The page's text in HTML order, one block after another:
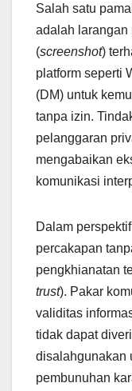
Salah satu
adalah larangan
(screenshot)
platform seperti
(DM) untuk
tanpa izin.
pelanggaran
mengabaikan
komunikasi
Dalam
percakapan
pengkhianatan
trust). Pakar
validitas
tidak dapat
disalahgunakan
pembunuhan